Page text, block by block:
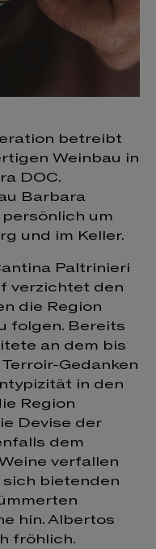
betreibt
Weinbau in
DOC.
Barbara
um
und im Keller.
Paltrinieri
verzichtet den
die Region
folgen. Bereits
an dem bis
Gedanken
in den
Region
Devise der
dem
verfallen
bietenden
hin. Albertos
fröhlich.